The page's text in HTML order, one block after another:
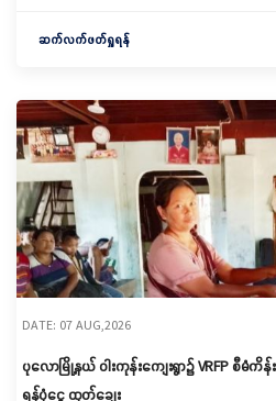
ဆက်လက်ဖတ်ရှုရန်
DATE: 07 AUG,2026
ပုလောမြို့နယ် ဝါးကုန်းကျေးရွာ၌ ‌VRFP စီမံကိန်း
ရန်ပုံငွေ ထုတ်ချေး